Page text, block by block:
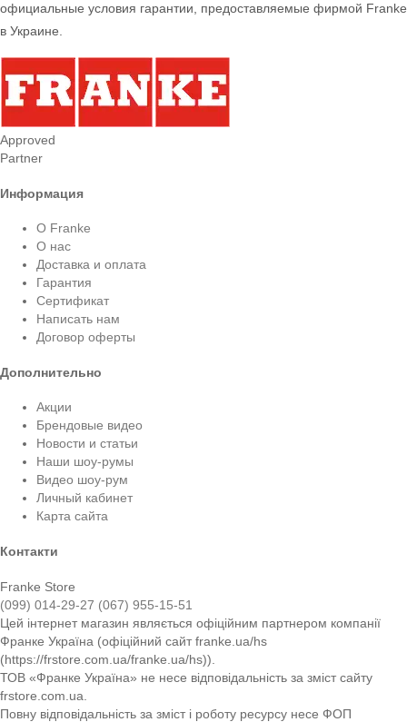
официальные условия гарантии, предоставляемые фирмой Franke
в Украине.
Approved
Partner
Информация
О Franke
О нас
Доставка и оплата
Гарантия
Сертификат
Написать нам
Договор оферты
Дополнительно
Акции
Брендовые видео
Новости и статьи
Наши шоу-румы
Видео шоу-рум
Личный кабинет
Карта сайта
Контакти
Franke Store
(099) 014-29-27 (067) 955-15-51
Цей інтернет магазин являється офіційним партнером компанії
Франке Україна (офіційний сайт franke.ua/hs
(https://frstore.com.ua/franke.ua/hs)).
ТОВ «Франке Україна» не несе відповідальність за зміст сайту
frstore.com.ua.
Повну відповідальність за зміст і роботу ресурсу несе ФОП